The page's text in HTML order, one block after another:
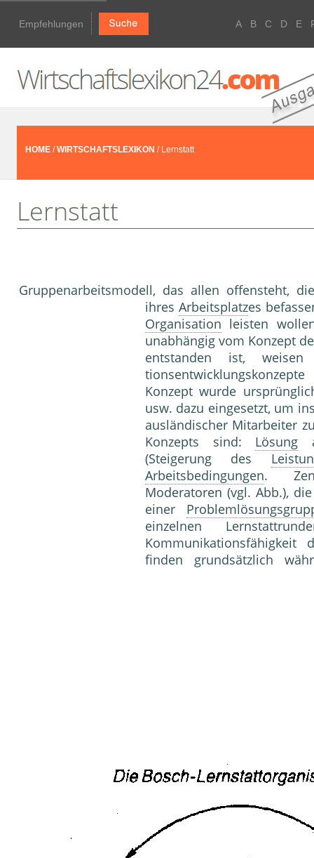
Empfehlungen A B C D E
HOME /WIRTSCHAFTSLEXIKON / Lernstatt
Lernstatt
Gruppenarbeitsmodell, das allen offensteht,
ihresArbeitsplatzes
Organisation leisten
unabhängig vom Konzept
entstanden ist,
Konzept wurde
usw. dazu eingesetzt, um
ausländischer Mitarbeiter
Konzepts sind: Lösung
(Steigerung des
Arbeitsbedingungen.
Moderatoren (vgl. Abb.),
einer
einzelnen
finden grundsätzlich